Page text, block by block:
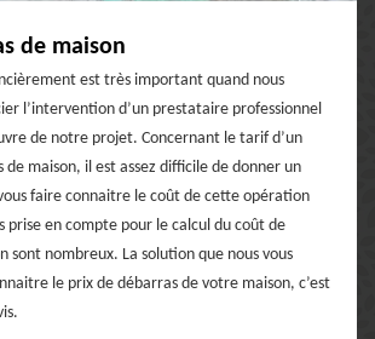
de maison
est très important quand nous
l’intervention d’un prestataire professionnel
de notre projet. Concernant le tarif d’un
maison, il est assez difficile de donner un
faire connaitre le coût de cette opération
prise en compte pour le calcul du coût de
sont nombreux. La solution que nous vous
le prix de débarras de votre maison, c’est